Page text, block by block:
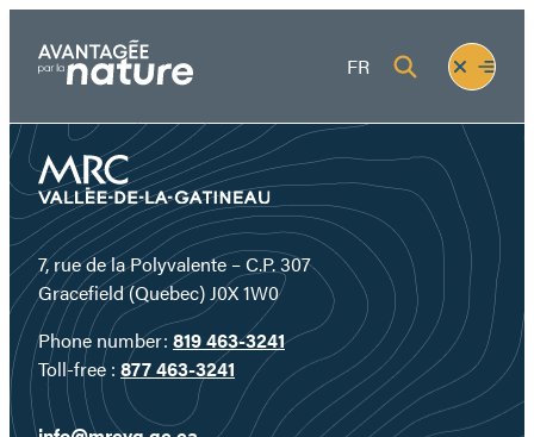
content
FR
Fermer
le
menu
Ouvrir
le
7, rue de la Polyvalente – C.P. 307
Gracefield (Quebec) J0X 1W0
Phone number: 819 463-3241
Toll-free : 877 463-3241